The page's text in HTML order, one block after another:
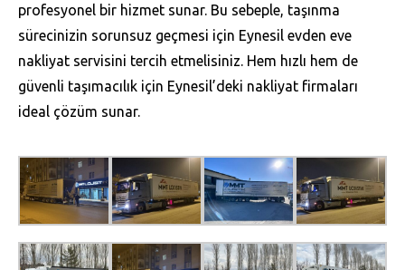
profesyonel bir hizmet sunar. Bu sebeple, taşınma
sürecinizin sorunsuz geçmesi için Eynesil evden eve
nakliyat servisini tercih etmelisiniz. Hem hızlı hem de
güvenli taşımacılık için Eynesil’deki nakliyat firmaları
ideal çözüm sunar.